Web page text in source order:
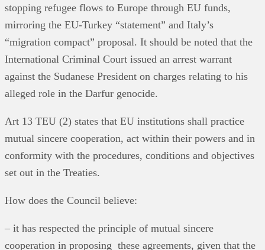
stopping refugee flows to Europe through EU funds,
mirroring the EU-Turkey “statement” and Italy’s
“migration compact” proposal. It should be noted that the
International Criminal Court issued an arrest warrant
against the Sudanese President on charges relating to his
alleged role in the Darfur genocide.
Art 13 TEU (2) states that EU institutions shall practice
mutual sincere cooperation, act within their powers and in
conformity with the procedures, conditions and objectives
set out in the Treaties.
How does the Council believe:
– it has respected the principle of mutual sincere
cooperation in proposing these agreements, given that the